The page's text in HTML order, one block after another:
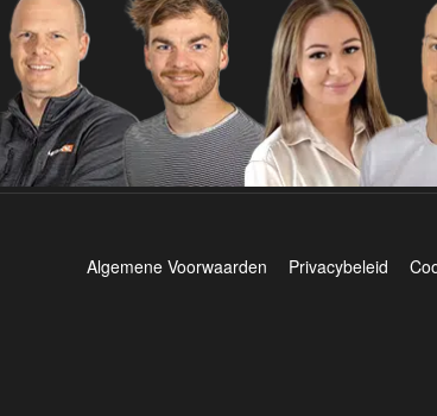
Algemene Voorwaarden Privacybeleid